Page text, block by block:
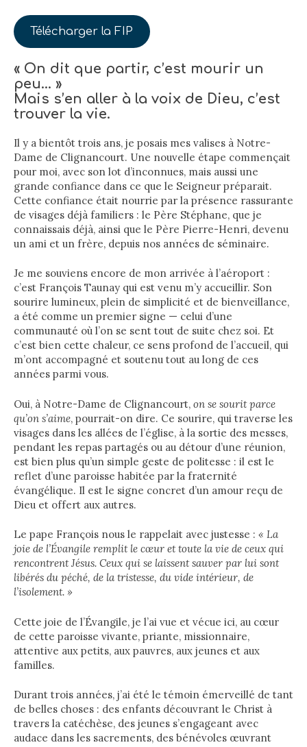
Télécharger la FIP
« On dit que partir, c’est mourir un
peu… »
Mais s’en aller à la voix de Dieu, c’est
trouver la vie.
Il y a bientôt trois ans, je posais mes valises à Notre-
Dame de Clignancourt. Une nouvelle étape commençait
pour moi, avec son lot d’inconnues, mais aussi une
grande confiance dans ce que le Seigneur préparait.
Cette confiance était nourrie par la présence rassurante
de visages déjà familiers : le Père Stéphane, que je
connaissais déjà, ainsi que le Père Pierre-Henri, devenu
un ami et un frère, depuis nos années de séminaire.
Je me souviens encore de mon arrivée à l’aéroport :
c’est François Taunay qui est venu m’y accueillir. Son
sourire lumineux, plein de simplicité et de bienveillance,
a été comme un premier signe — celui d’une
communauté où l’on se sent tout de suite chez soi. Et
c’est bien cette chaleur, ce sens profond de l’accueil, qui
m’ont accompagné et soutenu tout au long de ces
années parmi vous.
Oui, à Notre-Dame de Clignancourt, on se sourit parce
qu’on s’aime, pourrait-on dire. Ce sourire, qui traverse les
visages dans les allées de l’église, à la sortie des messes,
pendant les repas partagés ou au détour d’une réunion,
est bien plus qu’un simple geste de politesse : il est le
reflet d’une paroisse habitée par la fraternité
évangélique. Il est le signe concret d’un amour reçu de
Dieu et offert aux autres.
Le pape François nous le rappelait avec justesse : « La
joie de l’Évangile remplit le cœur et toute la vie de ceux qui
rencontrent Jésus. Ceux qui se laissent sauver par lui sont
libérés du péché, de la tristesse, du vide intérieur, de
l’isolement. »
Cette joie de l’Évangile, je l’ai vue et vécue ici, au cœur
de cette paroisse vivante, priante, missionnaire,
attentive aux petits, aux pauvres, aux jeunes et aux
familles.
Durant trois années, j’ai été le témoin émerveillé de tant
de belles choses : des enfants découvrant le Christ à
travers la catéchèse, des jeunes s’engageant avec
audace dans les sacrements, des bénévoles œuvrant